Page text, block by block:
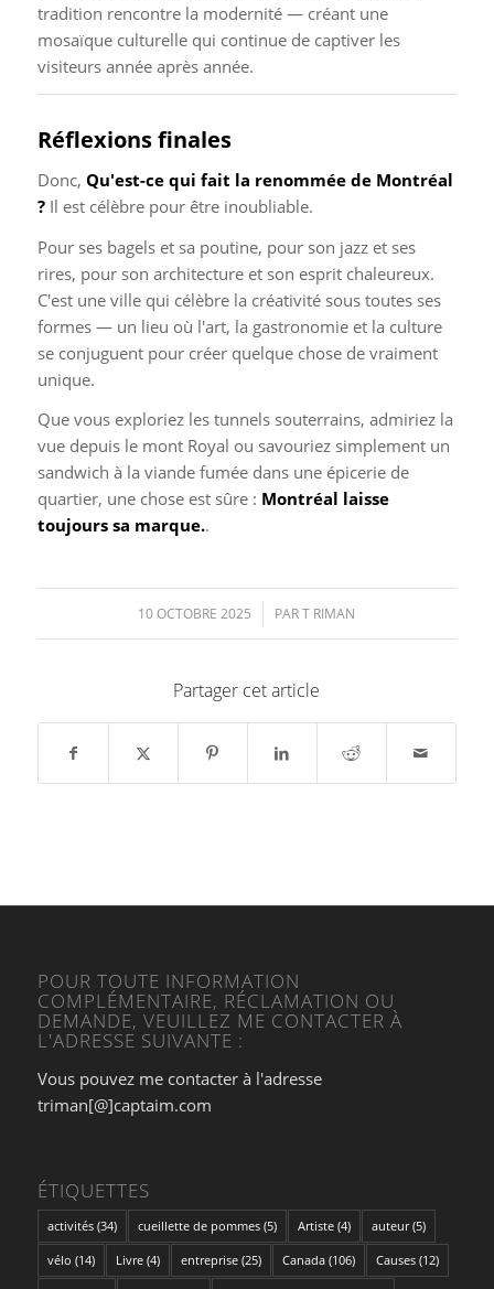
tradition rencontre la modernité — créant une
mosaïque culturelle qui continue de captiver les
visiteurs année après année.
Réflexions finales
Donc, Qu'est-ce qui fait la renommée de Montréal
?Il est célèbre pour être inoubliable.
Pour ses bagels et sa poutine, pour son jazz et ses
rires, pour son architecture et son esprit chaleureux.
C'est une ville qui célèbre la créativité sous toutes ses
formes — un lieu où l'art, la gastronomie et la culture
se conjuguent pour créer quelque chose de vraiment
unique.
Que vous exploriez les tunnels souterrains, admiriez la
vue depuis le mont Royal ou savouriez simplement un
sandwich à la viande fumée dans une épicerie de
quartier, une chose est sûre : Montréal laisse
toujours sa marque..
10 OCTOBRE 2025
/ PART RIMAN
Partager cet article
POUR TOUTE INFORMATION
COMPLÉMENTAIRE, RÉCLAMATION OU
DEMANDE, VEUILLEZ ME CONTACTER À
L'ADRESSE SUIVANTE :
Vous pouvez me contacter à l'adresse
triman[@]captaim.com
ÉTIQUETTES
activités(34) cueillette de pommes(5) Artiste(4) auteur(5)
vélo (14) Livre(4) entreprise(25) Canada(106) Causes(12)